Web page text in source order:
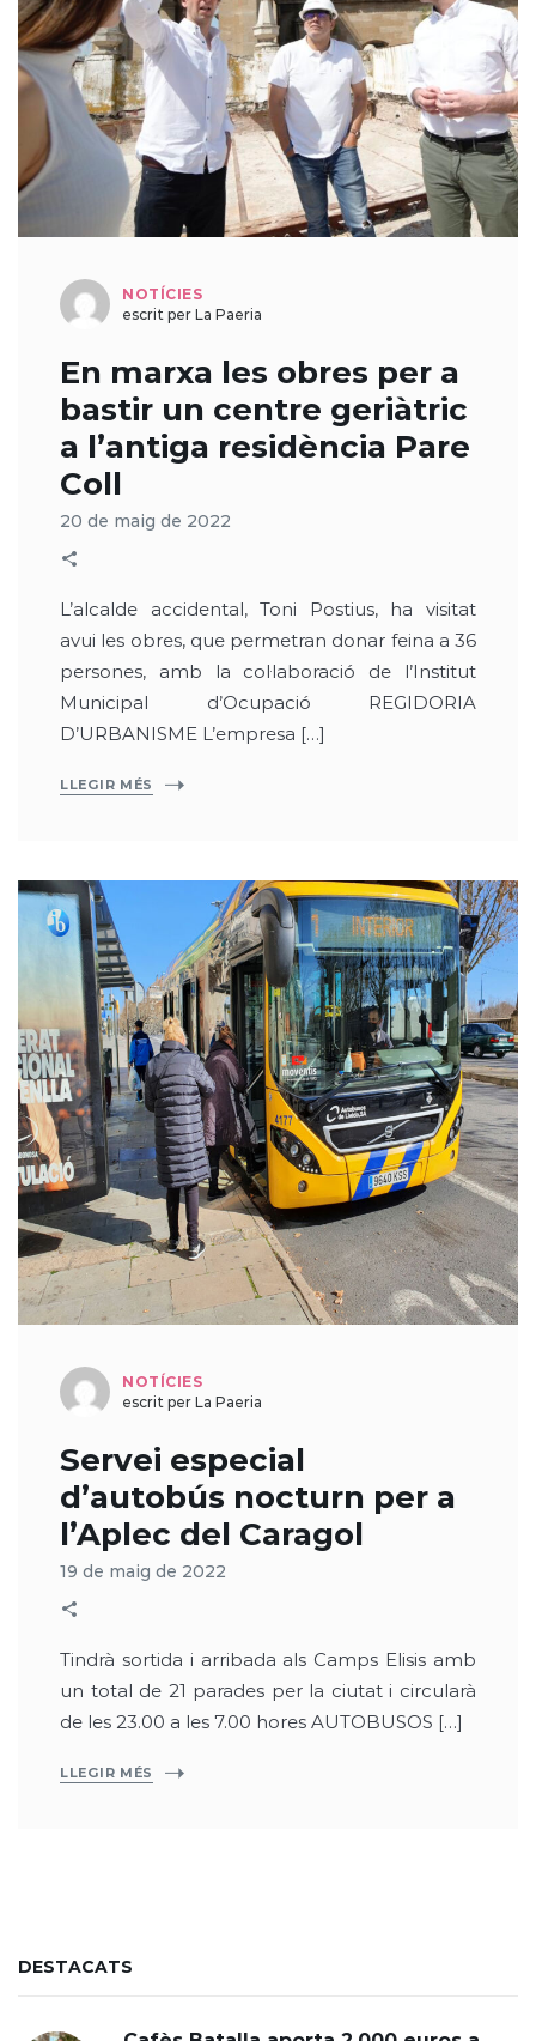
NOTÍCIES
escrit per La Paeria
En marxa les obres per a
bastir un centre geriàtric
a l’antiga residència Pare
Coll
20 de maig de 2022
L’alcalde accidental, Toni Postius, ha visitat
avui les obres, que permetran donar feina a 36
persones, amb la col·laboració de l’Institut
Municipal d’Ocupació REGIDORIA
D’URBANISME L’empresa […]
LLEGIR MÉS
NOTÍCIES
escrit per La Paeria
Servei especial
d’autobús nocturn per a
l’Aplec del Caragol
19 de maig de 2022
Tindrà sortida i arribada als Camps Elisis amb
un total de 21 parades per la ciutat i circularà
de les 23.00 a les 7.00 hores AUTOBUSOS […]
LLEGIR MÉS
DESTACATS